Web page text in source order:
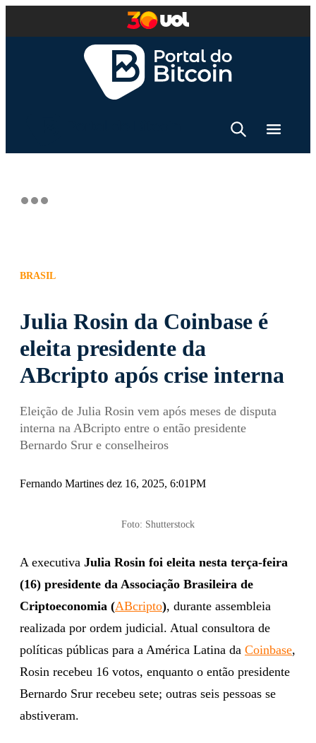
BRASIL
Julia Rosin da Coinbase é
eleita presidente da
ABcripto após crise interna
Eleição de Julia Rosin vem após meses de disputa
interna na ABcripto entre o então presidente
Bernardo Srur e conselheiros
Fernando Martines dez 16, 2025, 6:01PM
Foto: Shutterstock
A executiva Julia Rosin foi eleita nesta terça-feira
(16) presidente da Associação Brasileira de
Criptoeconomia (ABcripto), durante assembleia
realizada por ordem judicial. Atual consultora de
políticas públicas para a América Latina da Coinbase,
Rosin recebeu 16 votos, enquanto o então presidente
Bernardo Srur recebeu sete; outras seis pessoas se
abstiveram.